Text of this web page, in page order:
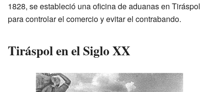
1828, se estableció una oficina de aduanas en Tiráspol
para controlar el comercio y evitar el contrabando.
Tiráspol en el Siglo XX